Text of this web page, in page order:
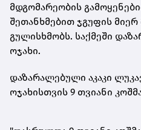
მდგომარეობის
შეთანხმებით ჯგუფის
გულისხმობს. საქმეში
ოჯახი.
დაზარალებული აკაკი
ოჯახისთვის 9 თვიანი